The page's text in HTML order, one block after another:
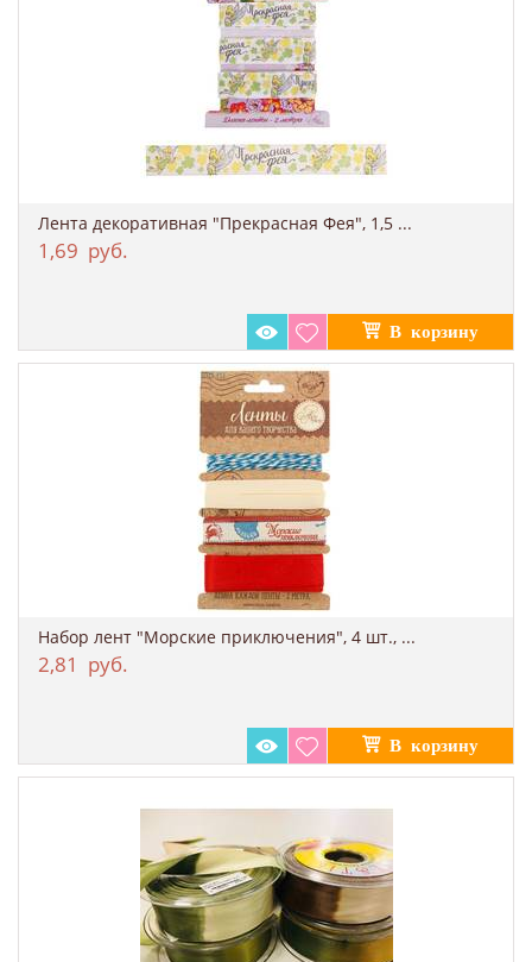
Лента декоративная "Прекрасная Фея", 1,5 ...
1,69 руб.
Набор лент "Морские приключения", 4 шт., ...
2,81 руб.